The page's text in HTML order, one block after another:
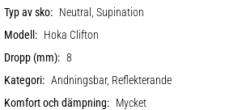
Typ av sko: Neutral, Supination
Modell: Hoka Clifton
Dropp (mm): 8
Kategori: Andningsbar, Reflekterande
Komfort och dämpning: Mycket